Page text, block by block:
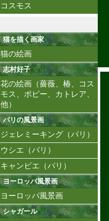
コスモス
猫を描く画家
猫の絵画
志村好子
花の絵画（薔薇、椿、コス
モス、ポピー、カトレア、
他）
パリの風景画
ジェレミーキング（パリ）
ウシエ（パリ）
キャンビエ（パリ）
ヨーロッパ風景画
ヨーロッパ風景画
シャガール